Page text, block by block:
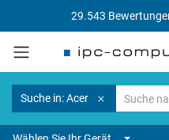
29.543
Suche in: Acer